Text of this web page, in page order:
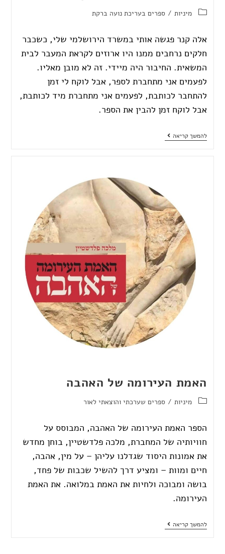
מיניות / ספרים בעריכת נועה ברקת
אלה קנר פגשה אותי במשרד הירושלמי שלי, כשכבר
חלקים נרחבים ממנו היו ארוזים לקראת המעבר לבית
המשאית. החיבור היה מיידי. זה לא מובן מאליו.
לפעמים אני מתחברת לספר, אבל לוקח לי זמן
להתחבר לכותבת, לפעמים אני מתחברת מיד לכותבת,
אבל לוקח זמן להבין את הספר.
להמשך קריאה
האמת העירומה של האהבה
מיניות / ספרים שערכתי והוצאתי לאור
הספר האמת העירומה של האהבה, המבוסס על
חוויותיה של המחברת, מלכה פלדשטיין, בוחן מחדש
את אמונות היסוד שגדלנו עליהן – על מין, אהבה,
חיים ומוות – ומציע דרך להשיל שכבות של פחד,
בושה ומבוכה ולחיות את האמת במלואה. את האמת
העירומה.
להמשך קריאה